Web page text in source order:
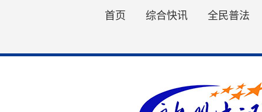
首页 综合快讯 全民普法